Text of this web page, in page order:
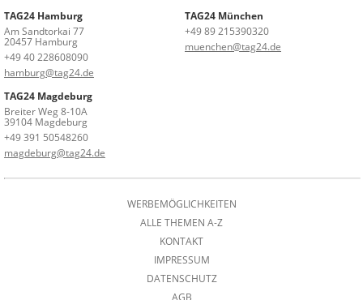
TAG24 Hamburg
Am Sandtorkai 77
20457 Hamburg
+49 40 228608090
hamburg@tag24.de
TAG24 München
+49 89 215390320
muenchen@tag24.de
TAG24 Magdeburg
Breiter Weg 8-10A
39104 Magdeburg
+49 391 50548260
magdeburg@tag24.de
WERBEMÖGLICHKEITEN
ALLE THEMEN A-Z
KONTAKT
IMPRESSUM
DATENSCHUTZ
AGB